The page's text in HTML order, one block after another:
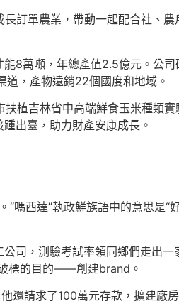
長訂單農業，帶動一起配合社、
8萬噸，年總產值2.5億元。公
，產物遠銷22個國度和地域。
植吉林省中高端鮮食玉米種類
出臺，助力財產安康成長。
“嗎西達”執政鮮族語中的意思是“
司，測驗考試率領同鄉們走出一
標的目的——創建brand。
還請求了100萬元存款，擴建廠